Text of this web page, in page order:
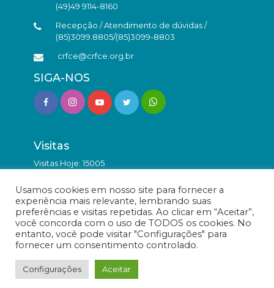
(49)49 9114-8160
Recepção / Atendimento de dúvidas /
(85)3099.8805/(85)3099-8803
crfce@crfce.org.br
SIGA-NOS
Visitas
Visitas Hoje: 15005
Todos os direitos reservados.
Usamos cookies em nosso site para fornecer a
experiência mais relevante, lembrando suas
preferências e visitas repetidas. Ao clicar em “Aceitar”,
você concorda com o uso de TODOS os cookies. No
entanto, você pode visitar "Configurações" para
fornecer um consentimento controlado.
Configurações Aceitar